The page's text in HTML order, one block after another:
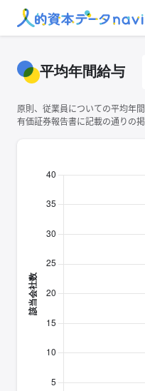
平均年間給与
原則、従業員についての平均年
有価証券報告書に記載の通りの